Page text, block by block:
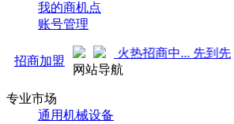
我的商机点
账号管理
招商加盟
广 强势来袭！火热招商中... 先到先得 ！
网站导航
专业市场
通用机械设备